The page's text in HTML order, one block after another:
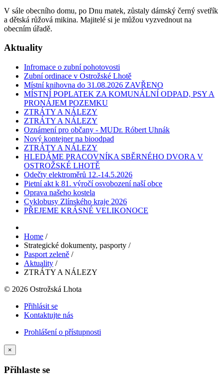
V sále obecního domu, po Dnu matek, zůstaly dámský černý svetřík
a dětská růžová mikina. Majitelé si je můžou vyzvednout na
obecním úřadě.
Aktuality
Infromace o zubní pohotovosti
Zubní ordinace v Ostrožské Lhotě
Místní knihovna do 31.08.2026 ZAVŘENO
MÍSTNÍ POPLATEK ZA KOMUNÁLNÍ ODPAD, PSY A
PRONÁJEM POZEMKU
ZTRÁTY A NÁLEZY
ZTRÁTY A NÁLEZY
Oznámení pro občany - MUDr. Róbert Uhnák
Nový kontejner na bioodpad
ZTRÁTY A NÁLEZY
HLEDÁME PRACOVNÍKA SBĚRNÉHO DVORA V
OSTROŽSKÉ LHOTĚ
Odečty elektroměrů 12.-14.5.2026
Pietní akt k 81. výročí osvobození naší obce
Oprava našeho kostela
Cyklobusy Zlínského kraje 2026
PŘEJEME KRÁSNÉ VELIKONOCE
Home /
Strategické dokumenty, pasporty /
Pasport zeleně /
Aktuality /
ZTRÁTY A NÁLEZY
© 2026 Ostrožská Lhota
Přihlásit se
Kontaktujte nás
Prohlášení o přístupnosti
×
Přihlaste se